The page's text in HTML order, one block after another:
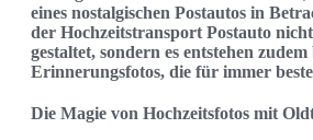
eines nostalgischen Postautos in
der Hochzeitstransport Postauto
gestaltet, sondern es entstehen
Erinnerungsfotos, die für immer
Die Magie von Hochzeitsfotos mit